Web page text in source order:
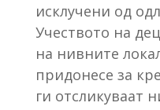
исклучени од
Учеството на
на нивните
придонесе за
ги отсликуваат